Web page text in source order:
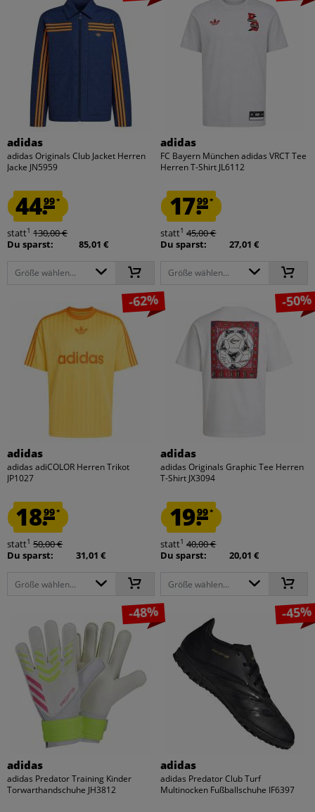
adidas
adidas Originals Club Jacket Herren
Jacke JN5959
44.99*
statt1 130,00 €
Du sparst:
85,01 €
Größe wählen...
adidas
FC Bayern München adidas VRCT Tee
Herren T-Shirt JL6112
17.99*
statt1 45,00 €
Du sparst:
27,01 €
Größe wählen...
-62%
adidas
adidas adiCOLOR Herren Trikot
JP1027
18.99*
statt1 50,00 €
Du sparst:
31,01 €
Größe wählen...
-50%
adidas
adidas Originals Graphic Tee Herren
T-Shirt JX3094
19.99*
statt1 40,00 €
Du sparst:
20,01 €
Größe wählen...
-48%
adidas
adidas Predator Training Kinder
Torwarthandschuhe JH3812
-45%
adidas
adidas Predator Club Turf
Multinocken Fußballschuhe IF6397